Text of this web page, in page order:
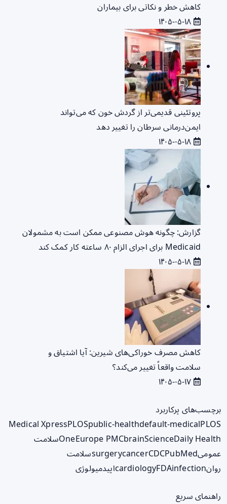
کاهش خطر و نکاتی برای بیماران
پروتئینی قدیمی‌تر از گردش خون که می‌تواند
ایمن‌درمانی سرطان را تغییر دهد
گزارش: چگونه هوش مصنوعی ممکن است به مشمولان
Medicaid برای اجرای الزام ۸۰ ساعته کار کمک کند
کاهش مصرف خوراکی‌های شیرین: آیا اشتیاق و
سلامت واقعاً تغییر می‌کند؟
برچسب‌های پرکاربرد
Medical XpressPLOSpublic-healthdefault-medicalPLOS
OneEurope PMCbrainScienceDaily Health
سلامت
عمومی
surgerycancerCDCPubMed
سلامت
روان
cardiologyFDAinfection اپیدمیولوژی
راهنمای سریع